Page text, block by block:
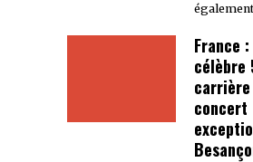
France
célèbre
carrière
concert